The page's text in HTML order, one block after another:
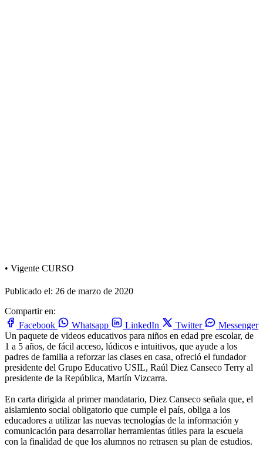
• Vigente CURSO
Publicado el: 26 de marzo de 2020
Compartir en:
Facebook
Whatsapp LinkedIn Twitter
Messenger
Un paquete de videos educativos para niños en edad pre escolar, de
1 a 5 años, de fácil acceso, lúdicos e intuitivos, que ayude a los
padres de familia a reforzar las clases en casa, ofreció el fundador
presidente del Grupo Educativo USIL, Raúl Diez Canseco Terry al
presidente de la República, Martín Vizcarra.
En carta dirigida al primer mandatario, Diez Canseco señala que, el
aislamiento social obligatorio que cumple el país, obliga a los
educadores a utilizar las nuevas tecnologías de la información y
comunicación para desarrollar herramientas útiles para la escuela
con la finalidad de que los alumnos no retrasen su plan de estudios.